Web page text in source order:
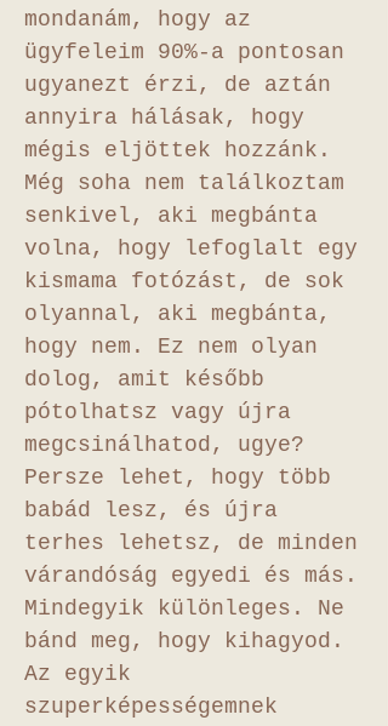
mondanám, hogy az
ügyfeleim 90%-a pontosan
ugyanezt érzi, de aztán
annyira hálásak, hogy
mégis eljöttek hozzánk.
Még soha nem találkoztam
senkivel, aki megbánta
volna, hogy lefoglalt egy
kismama fotózást, de sok
olyannal, aki megbánta,
hogy nem. Ez nem olyan
dolog, amit később
pótolhatsz vagy újra
megcsinálhatod, ugye?
Persze lehet, hogy több
babád lesz, és újra
terhes lehetsz, de minden
várandóság egyedi és más.
Mindegyik különleges. Ne
bánd meg, hogy kihagyod.
Az egyik
szuperképességemnek